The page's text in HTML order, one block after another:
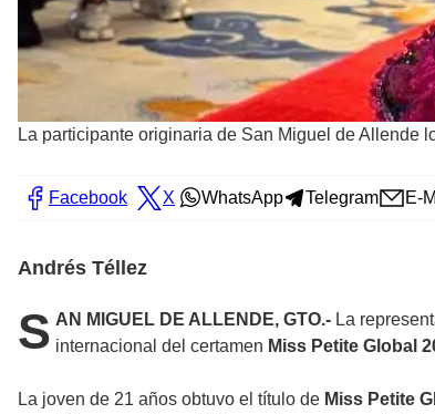
La participante originaria de San Miguel de Allende
Facebook X WhatsApp Telegram E-
Andrés Téllez
S AN MIGUEL DE ALLENDE, GTO.- La
internacional del certamen Miss Petite Global
La joven de 21 años obtuvo el título de Miss Petite